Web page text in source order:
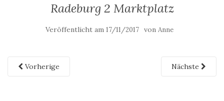
Radeburg 2 Marktplatz
Veröffentlicht am 17/11/2017 von Anne
Vorherige Nächste